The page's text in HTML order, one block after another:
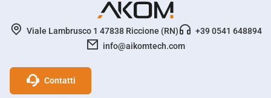
Viale Lambrusco 1 47838 Riccione (RN)
+39 0541 648894
info@aikomtech.com
Contatti